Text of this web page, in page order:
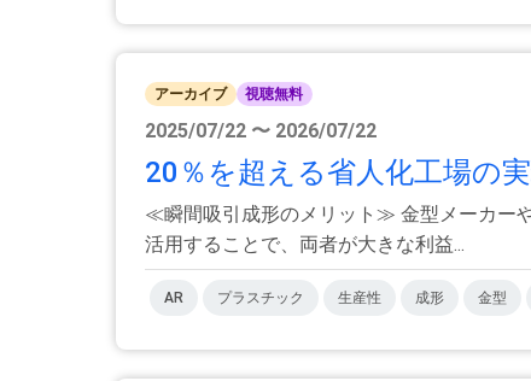
アーカイブ 視聴無料
2025/07/22 〜 2026/07/22
20％を超える省人化工場の
≪瞬間吸引成形のメリット≫ 金型メーカー
活用することで、両者が大きな利益...
AR プラスチック 生産性 成形 金型